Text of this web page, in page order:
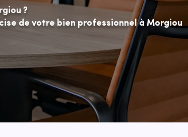
?
de votre bien professionnel à Morgiou